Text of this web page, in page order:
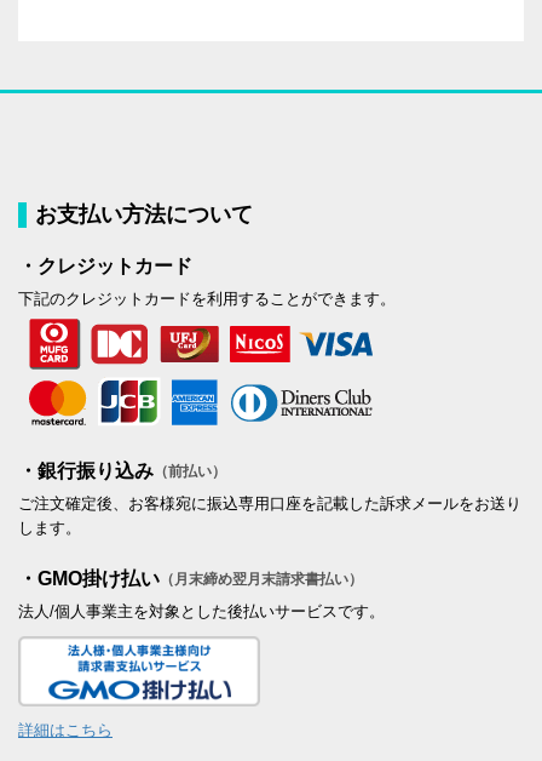
お支払い方法について
・クレジットカード
下記のクレジットカードを利用することができます。
・銀行振り込み （前払い）
ご注文確定後、お客様宛に振込専用口座を記載した訴求メールをお送り
します。
・GMO掛け払い （月末締め翌月末請求書払い）
法人/個人事業主を対象とした後払いサービスです。
詳細はこちら